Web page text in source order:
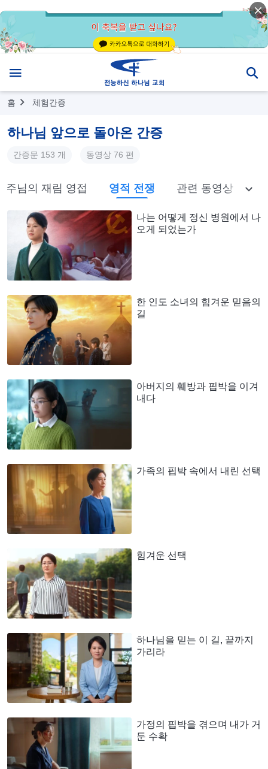
홈 체험간증
하나님 앞으로 돌아온 간증
간증문 153 개 동영상 76 편
주님의 재림 영접 영적 전쟁 관련 동영상
나는 어떻게 정신 병원에서 나
오게 되었는가
한 인도 소녀의 힘겨운 믿음의
길
아버지의 훼방과 핍박을 이겨
내다
가족의 핍박 속에서 내린 선택
힘겨운 선택
하나님을 믿는 이 길, 끝까지
가리라
가정의 핍박을 겪으며 내가 거
둔 수확